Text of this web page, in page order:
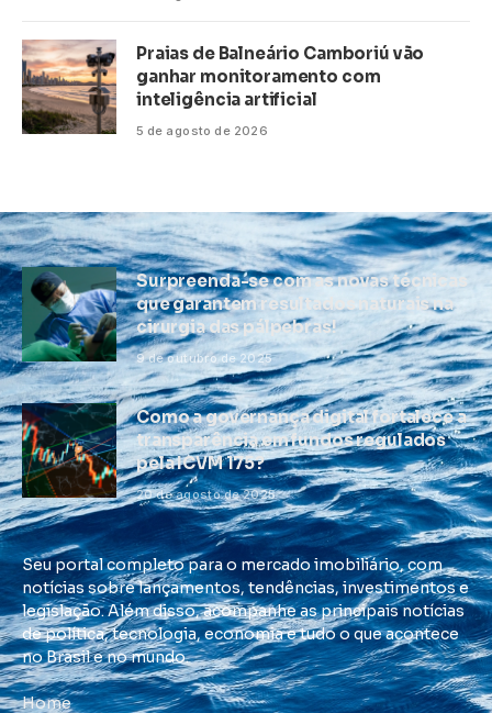
Praias de Balneário Camboriú vão
ganhar monitoramento com
inteligência artificial
5 de agosto de 2026
Surpreenda-se com as novas técnicas
que garantem resultados naturais na
cirurgia das pálpebras!
9 de outubro de 2025
Como a governança digital fortalece a
transparência em fundos regulados
pela ICVM 175?
20 de agosto de 2025
Seu portal completo para o mercado imobiliário, com
notícias sobre lançamentos, tendências, investimentos e
legislação. Além disso, acompanhe as principais notícias
de política, tecnologia, economia e tudo o que acontece
no Brasil e no mundo.
Home